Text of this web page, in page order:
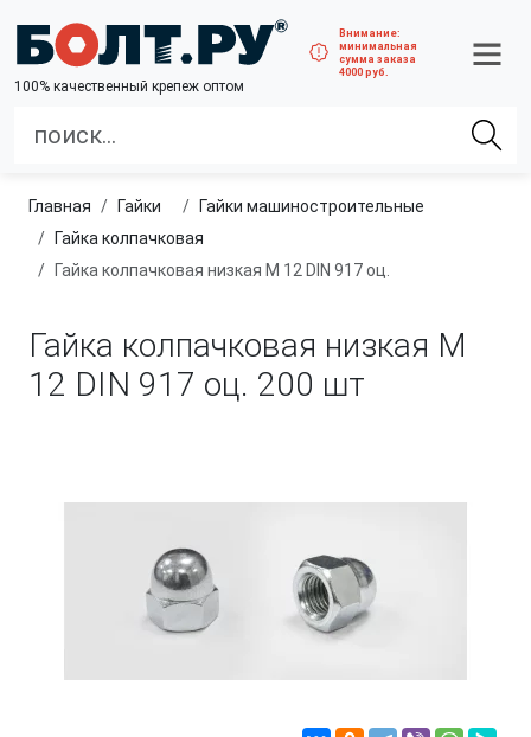
100% качественный крепеж оптом
Внимание:
минимальная
сумма заказа
4000 руб.
Главная гайки
гайки машиностроительные
Гайка колпачковая
Гайка колпачковая низкая М 12 DIN 917 оц.
Гайка колпачковая низкая М
12 DIN 917 оц. 200 шт